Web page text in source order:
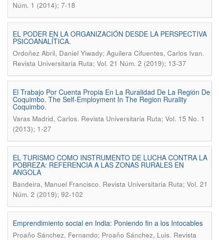
Núm. 1 (2014); 7-18
EL PODER EN LA ORGANIZACIÓN DESDE LA PERSPECTIVA
PSICOANALÍTICA.
Ordoñez Abril, Daniel Yiwady; Aguilera Cifuentes, Carlos Ivan.
Revista Universitaria Ruta; Vol. 21 Núm. 2 (2019); 13-37
El Trabajo Por Cuenta Propia En La Ruralidad De La Región De
Coquimbo. The Self-Employment In The Region Rurality
Coquimbo.
Varas Madrid, Carlos. Revista Universitaria Ruta; Vol. 15 No. 1
(2013); 1-27
EL TURISMO COMO INSTRUMENTO DE LUCHA CONTRA LA
POBREZA: REFERENCIA A LAS ZONAS RURALES EN
ANGOLA
Bandeira, Manuel Francisco. Revista Universitaria Ruta; Vol. 21
Núm. 2 (2019); 92-102
Emprendimiento social en India: Poniendo fin a los Intocables
Proaño Sánchez, Fernando; Proaño Sánchez, Luis. Revista